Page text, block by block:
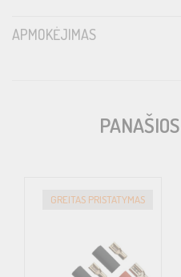
APMOKĖJIMAS
GREITAS PRISTATYMAS